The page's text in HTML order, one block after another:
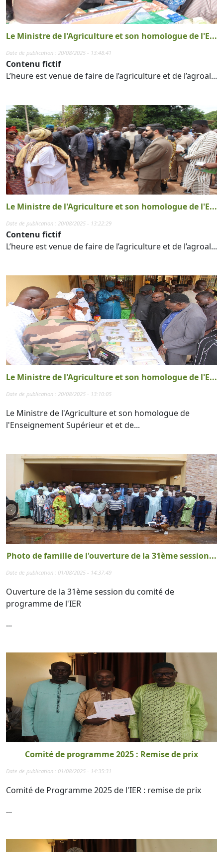
Le Ministre de l'Agriculture et son homologue de l'E...
Date de publication : 20/08/2025 - 13:48:41
Contenu fictif
L’heure est venue de faire de l’agriculture et de l’agroal...
Le Ministre de l'Agriculture et son homologue de l'E...
Date de publication : 20/08/2025 - 13:22:29
Contenu fictif
L’heure est venue de faire de l’agriculture et de l’agroal...
Le Ministre de l'Agriculture et son homologue de l'E...
Date de publication : 20/08/2025 - 13:10:05
Le Ministre de l'Agriculture et son homologue de
l'Enseignement Supérieur et et de...
Photo de famille de l'ouverture de la 31ème session...
Date de publication : 01/08/2025 - 14:37:49
Ouverture de la 31ème session du comité de
programme de l'IER
...
Comité de programme 2025 : Remise de prix
Date de publication : 01/08/2025 - 14:35:31
Comité de Programme 2025 de l'IER : remise de prix
...